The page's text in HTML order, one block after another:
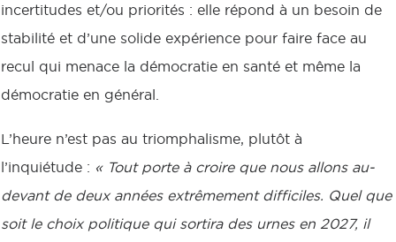
incertitudes et/ou priorités : elle répond à un besoin de
stabilité et d’une solide expérience pour faire face au
recul qui menace la démocratie en santé et même la
démocratie en général.
L’heure n’est pas au triomphalisme, plutôt à
l’inquiétude : « Tout porte à croire que nous allons au-
devant de deux années extrêmement difficiles. Quel que
soit le choix politique qui sortira des urnes en 2027, il